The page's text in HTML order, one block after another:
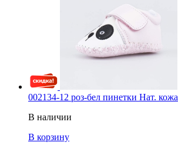
002134-12 роз-бел пинетки Нат. кожа
В наличии
В корзину